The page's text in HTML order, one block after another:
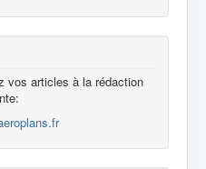
vos articles à la rédaction